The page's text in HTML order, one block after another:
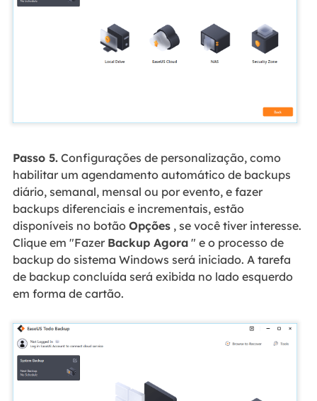
Passo 5.Configurações de personalização, como
habilitar um agendamento automático de backups
diário, semanal, mensal ou por evento, e fazer
backups diferenciais e incrementais, estão
disponíveis no botão Opções, se você tiver interesse.
Clique em "Fazer Backup Agora" e o processo de
backup do sistema Windows será iniciado. A tarefa
de backup concluída será exibida no lado esquerdo
em forma de cartão.